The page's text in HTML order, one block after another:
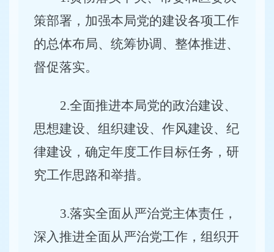
策部署，加强本局党的建设各项工作
的总体布局、统筹协调、整体推进、
督促落实。
2.全面推进本局党的政治建设、
思想建设、组织建设、作风建设、纪
律建设，确定年度工作目标任务，研
究工作思路和举措。
3.落实全面从严治党主体责任，
深入推进全面从严治党工作，组织开